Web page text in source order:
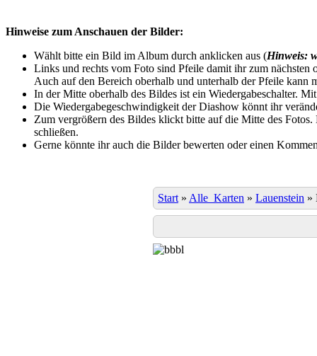
Hinweise zum Anschauen der Bilder:
Wählt bitte ein Bild im Album durch anklicken aus (Hinweis:
Links und rechts vom Foto sind Pfeile damit ihr zum
Auch auf den Bereich oberhalb und unterhalb der Pfeile kann
In der Mitte oberhalb des Bildes ist ein Wiedergabeschalter.
Die Wiedergabegeschwindigkeit der Diashow könnt ihr
Zum vergrößern des Bildes klickt bitte auf die Mitte des
schließen.
Gerne könnte ihr auch die Bilder bewerten oder einen
Start » Alle_Karten » Lauenstein »